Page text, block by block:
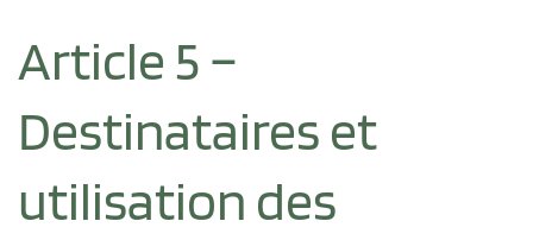
Article 5 –
Destinataires et
utilisation des